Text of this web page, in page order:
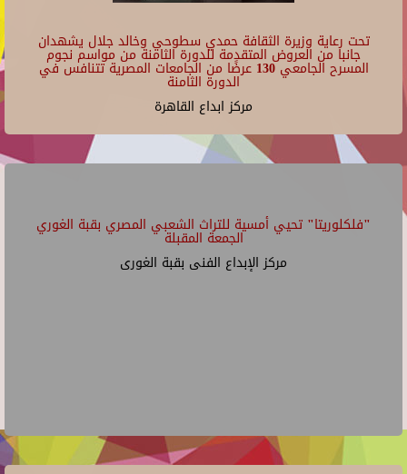
تحت رعاية وزيرة الثقافة حمدي سطوحي وخالد جلال يشهدان
جانبا من العروض المتقدمة للدورة الثامنة من مواسم نجوم
المسرح الجامعي 130 عرضًا من الجامعات المصرية تتنافس في
الدورة الثامنة
مركز ابداع القاهرة
"فلكلوريتا" تحيي أمسية للتراث الشعبي المصري بقبة الغوري
الجمعة المقبلة
مركز الإبداع الفنى بقبة الغورى